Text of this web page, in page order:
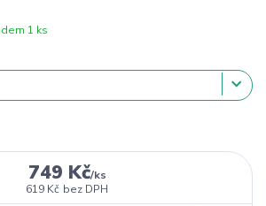
1 ks
749 Kč/ks
619 Kč bez DPH